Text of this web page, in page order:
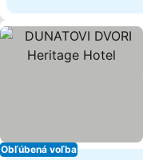
Obľúbená voľba